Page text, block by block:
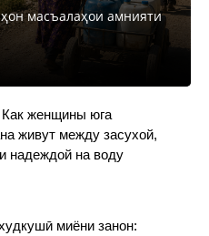
масъалаҳои амнияти
женщины юга
живут между засухой,
надеждой на воду
миёни занон: